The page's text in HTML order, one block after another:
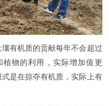
有机质的贡献每年不会超过
物的利用，实际增加值更
是在掠夺有机质，实际上有